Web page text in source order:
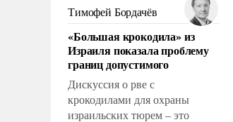
налогоплательщиков и где
Еревану за свои поступки не
нужно отвечать.
Тимофей Бордачёв
«Большая крокодила» из
Израиля показала проблему
границ допустимого
Дискуссия о рве с
крокодилами для охраны
израильских тюрем – это